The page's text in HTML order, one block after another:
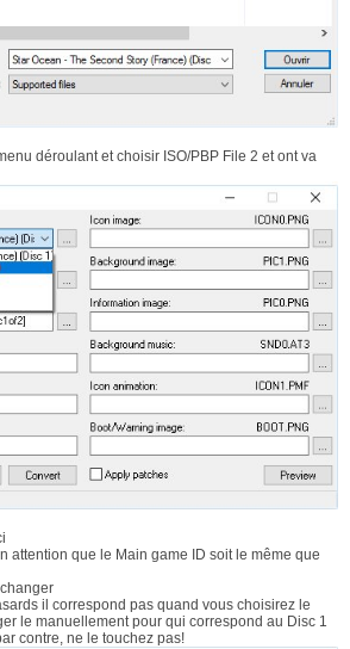
déroulant et choisir ISO/PBP File 2 et ont va
attention que le Main game ID soit le même que
il correspond pas quand vous choisirez le
le manuellement pour qui correspond au Disc 1
contre, ne le touchez pas!